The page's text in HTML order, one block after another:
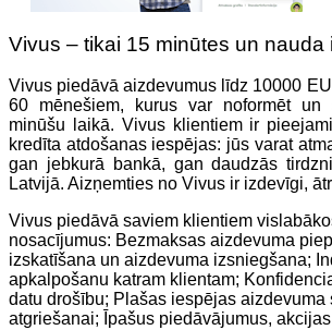
Vivus – tikai 15 minūtes un nauda
Vivus piedāvā aizdevumus līdz 10000
60 mēnešiem, kurus var noformēt un
minūšu laikā. Vivus klientiem ir
kredīta atdošanas iespējas: jūs varat
gan jebkurā bankā, gan daudzās
Latvijā. Aizņemties no Vivus ir izdevīgi,
Vivus piedāvā saviem klientiem
nosacījumus: Bezmaksas aizdevuma
izskatīšana un aizdevuma izsniegšana;
apkalpošanu katram klientam;
datu drošību; Plašas iespējas aizdevuma
atgriešanai; Īpašus piedāvājumus,